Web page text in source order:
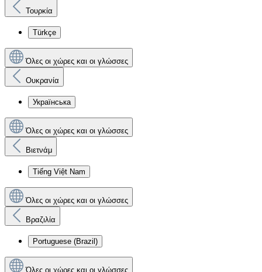
Τουρκία
Türkçe
Όλες οι χώρες και οι γλώσσες
Ουκρανία
Українська
Όλες οι χώρες και οι γλώσσες
Βιετνάμ
Tiếng Việt Nam
Όλες οι χώρες και οι γλώσσες
Βραζιλία
Portuguese (Brazil)
Όλες οι χώρες και οι γλώσσες